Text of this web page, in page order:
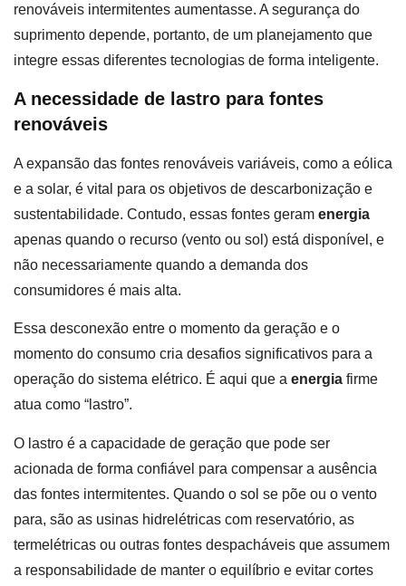
renováveis intermitentes aumentasse. A segurança do
suprimento depende, portanto, de um planejamento que
integre essas diferentes tecnologias de forma inteligente.
A necessidade de lastro para fontes
renováveis
A expansão das fontes renováveis variáveis, como a eólica
e a solar, é vital para os objetivos de descarbonização e
sustentabilidade. Contudo, essas fontes geram energia
apenas quando o recurso (vento ou sol) está disponível, e
não necessariamente quando a demanda dos
consumidores é mais alta.
Essa desconexão entre o momento da geração e o
momento do consumo cria desafios significativos para a
operação do sistema elétrico. É aqui que a energia firme
atua como “lastro”.
O lastro é a capacidade de geração que pode ser
acionada de forma confiável para compensar a ausência
das fontes intermitentes. Quando o sol se põe ou o vento
para, são as usinas hidrelétricas com reservatório, as
termelétricas ou outras fontes despacháveis que assumem
a responsabilidade de manter o equilíbrio e evitar cortes